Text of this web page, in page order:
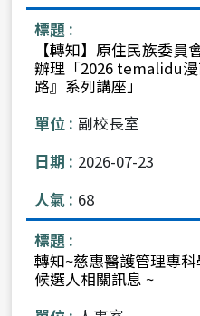
【轉知】原住民族委
辦理「2026 temalidu
路』系列講座」
副校長室
2026-07-23
68
轉知~慈惠醫護管理專
候選人相關訊息 ~